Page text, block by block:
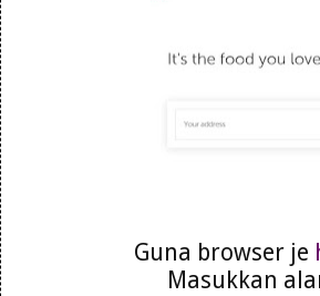
Guna browser je
Masukkan